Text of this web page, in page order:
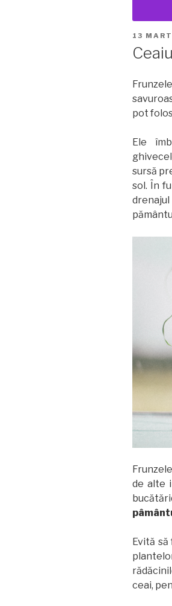
13
pot
Ele
sursă
sol. În
de alte
Evită
ceai,